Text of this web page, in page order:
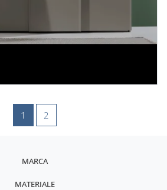
MARCA
MATERIALE
1 2